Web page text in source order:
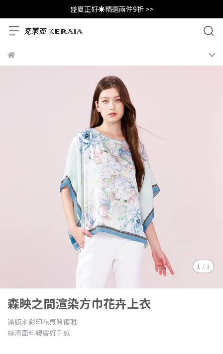
盛夏正好☀️精選兩件9折 >>
1 /3
森映之間渲染方巾花卉上衣
滿版水彩印花氣質優雅
絲滑面料親膚好手感